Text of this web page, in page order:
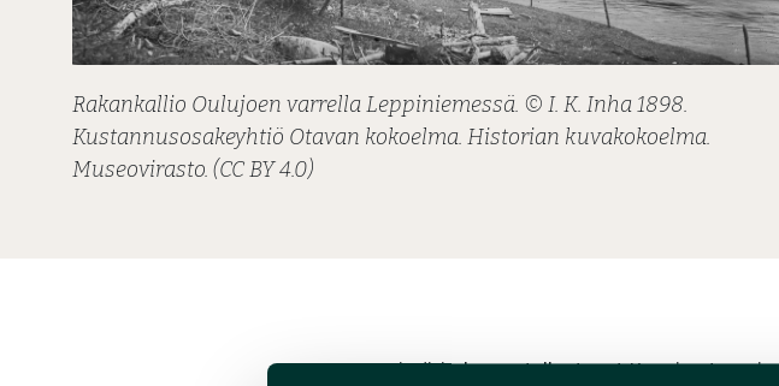
Rakankallio Oulujoen varrella Leppiniemessä. © I. K. Inha 1898.
Kustannusosakeyhtiö Otavan kokoelma. Historian kuvakokoelma.
Museovirasto. (CC BY 4.0)
Perimätiedon on tallentanut Kuopion